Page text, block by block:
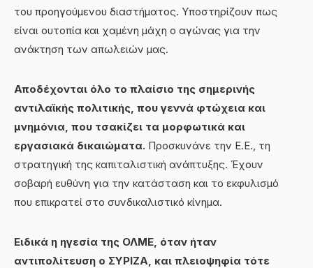
του προηγούμενου διαστήματος. Υποστηρίζουν πως
είναι ουτοπία και χαμένη μάχη ο αγώνας για την
ανάκτηση των απωλειών μας.
Αποδέχονται όλο το πλαίσιο της σημερινής
αντιλαϊκής πολιτικής, που γεννά φτώχεια και
μνημόνια, που τσακίζει τα μορφωτικά και
εργασιακά δικαιώματα. Προσκυνάνε την Ε.Ε., τη
στρατηγική της καπιταλιστική ανάπτυξης. Έχουν
σοβαρή ευθύνη για την κατάσταση και το εκφυλισμό
που επικρατεί στο συνδικαλιστικό κίνημα.
Ειδικά η ηγεσία της ΟΛΜΕ, όταν ήταν
αντιπολίτευση ο ΣΥΡΙΖΑ, και πλειοψηφία τότε